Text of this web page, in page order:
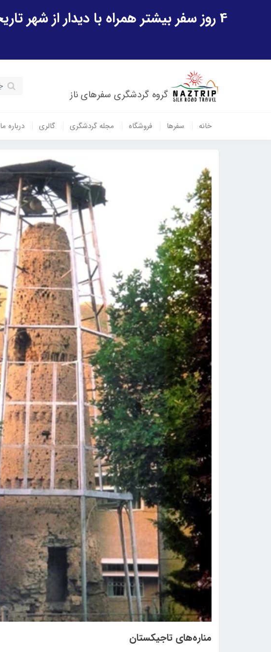
4 روز سفر بیشتر همراه با دیدار از شهر تاریخی خیوه و یک پرواز داخلی ازبکستان هدیه ویژه سفر شهریورماه
گروه گردشگری سفرهای ناز
خانه سفرها فروشگاه مجله گردشگری گالری درباره ما
مناره‌های تاجیکستان